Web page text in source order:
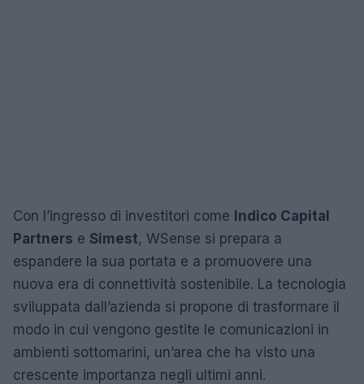
Con l’ingresso di investitori come Indico Capital
Partners e Simest, WSense si prepara a
espandere la sua portata e a promuovere una
nuova era di connettività sostenibile. La tecnologia
sviluppata dall’azienda si propone di trasformare il
modo in cui vengono gestite le comunicazioni in
ambienti sottomarini, un’area che ha visto una
crescente importanza negli ultimi anni.